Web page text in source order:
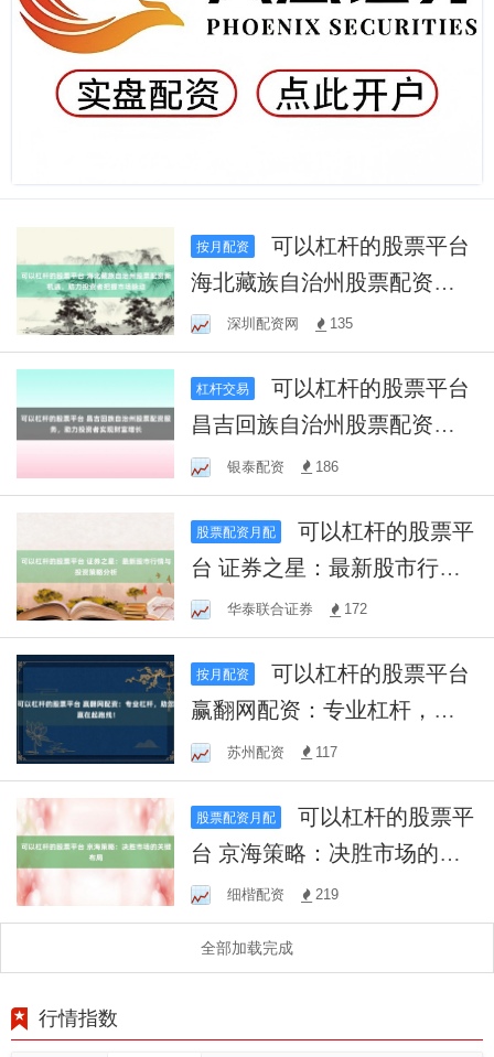
按月配资
可以杠杆的股票平台
海北藏族自治州股票配资新
机遇，助力投资者把握市场
脉动
深圳配资网 135
杠杆交易
可以杠杆的股票平台
昌吉回族自治州股票配资服
务，助力投资者实现财富增
长
银泰配资 186
股票配资月配
可以杠杆的股票平
台 证券之星：最新股市行情
与投资策略分析
华泰联合证券 172
按月配资
可以杠杆的股票平台
赢翻网配资：专业杠杆，助
您赢在起跑线！
苏州配资 117
股票配资月配
可以杠杆的股票平
台 京海策略：决胜市场的关
键布局细楷配资 219
全部加载完成
行情指数